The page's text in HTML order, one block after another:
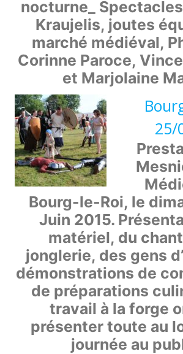
nocturne_
Kraujelis, joutes
marché médiéval,
Corinne Paroce,
et Marjolaine
25/
Bourg-le-Roi, le
Juin 2015.
matériel, du
jonglerie, des gens
démonstrations de
de préparations
travail à la forge
présenter toute au
journée au